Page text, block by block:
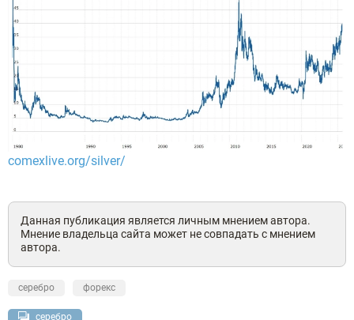
comexlive.org/silver/
Данная публикация является личным мнением автора.
Мнение владельца сайта может не совпадать с мнением
автора.
серебро форекс
серебро